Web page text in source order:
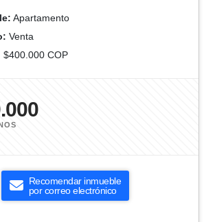
Apartamento
Venta
$400.000 COP
Recomendar inmueble
por correo electrónico